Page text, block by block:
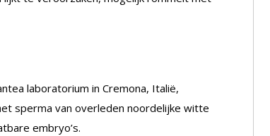
laboratorium in Cremona, Italië,
sperma van overleden noordelijke witte
embryo’s.